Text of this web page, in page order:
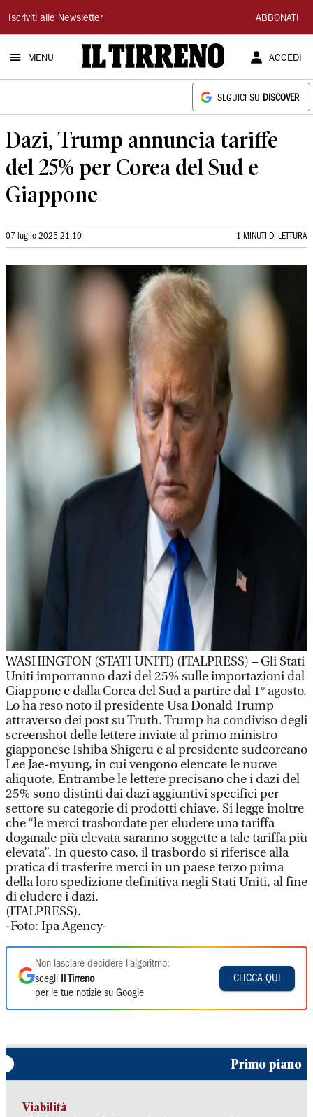
Il
Tirreno
Iscriviti alle Newsletter ABBONATI
MENU ACCEDI
SEGUICI SU DISCOVER
Dazi, Trump annuncia tariffe
del 25% per Corea del Sud e
Giappone
07 luglio 2025 21:10 1 MINUTI DI LETTURA
WASHINGTON (STATI UNITI) (ITALPRESS) – Gli Stati
Uniti imporranno dazi del 25% sulle importazioni dal
Giappone e dalla Corea del Sud a partire dal 1° agosto.
Lo ha reso noto il presidente Usa Donald Trump
attraverso dei post su Truth. Trump ha condiviso degli
screenshot delle lettere inviate al primo ministro
giapponese Ishiba Shigeru e al presidente sudcoreano
Lee Jae-myung, in cui vengono elencate le nuove
aliquote. Entrambe le lettere precisano che i dazi del
25% sono distinti dai dazi aggiuntivi specifici per
settore su categorie di prodotti chiave. Si legge inoltre
che “le merci trasbordate per eludere una tariffa
doganale più elevata saranno soggette a tale tariffa più
elevata”. In questo caso, il trasbordo si riferisce alla
pratica di trasferire merci in un paese terzo prima
della loro spedizione definitiva negli Stati Uniti, al fine
di eludere i dazi.
(ITALPRESS).
-Foto: Ipa Agency-
Non lasciare decidere l'algoritmo:
scegli
Il Tirreno
per le tue notizie su Google
CLICCA QUI
Primo piano
Viabilità